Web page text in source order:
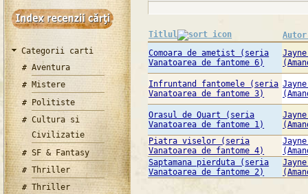
Categorii carti
Aventura
Mistere
Politiste
Cultura si
Civilizatie
SF & Fantasy
Thriller
Thriller
Titlul
Comoara de ametist (seria
Vanatoarea de fantome 6)
Infruntand fantomele (seria
Vanatoarea de fantome 3)
Orasul de Quart (seria
Vanatoarea de fantome 1)
Piatra viselor (seria
Vanatoarea de fantome 4)
Saptamana pierduta (seria
Vanatoarea de fantome 2)